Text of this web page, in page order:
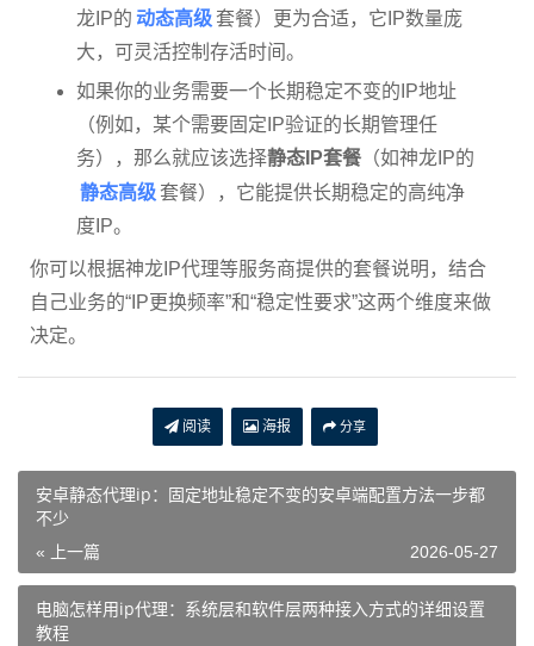
龙IP的 动态高级 套餐）更为合适，它IP数量庞
大，可灵活控制存活时间。
如果你的业务需要一个长期稳定不变的IP地址
（例如，某个需要固定IP验证的长期管理任
务），那么就应该选择静态IP套餐 （如神龙IP的
静态高级 套餐），它能提供长期稳定的高纯净
度IP。
你可以根据神龙IP代理等服务商提供的套餐说明，结合
自己业务的“IP更换频率”和“稳定性要求”这两个维度来做
决定。
阅读 海报 分享
安卓静态代理ip：固定地址稳定不变的安卓端配置方法一步都
不少
« 上一篇 2026-05-27
电脑怎样用ip代理：系统层和软件层两种接入方式的详细设置
教程